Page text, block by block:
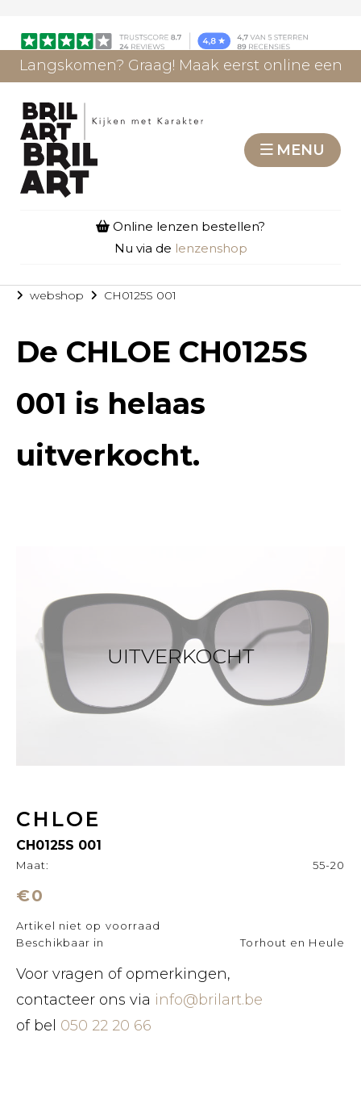
Langskomen? Graag! Maak eerst online een
MENU
Online lenzen bestellen?
Nu via de lenzenshop
webshop CH0125S 001
De CHLOE CH0125S
001 is helaas
uitverkocht.
UITVERKOCHT
CHLOE
CH0125S 001
Maat: 55-20
€0
Artikel niet op voorraad
Beschikbaar in
Torhout en Heule
Voor vragen of opmerkingen,
contacteer ons via info@brilart.be
of bel 050 22 20 66